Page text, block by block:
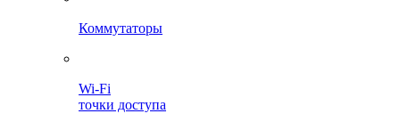
Коммутаторы
Wi-Fi
точки доступа